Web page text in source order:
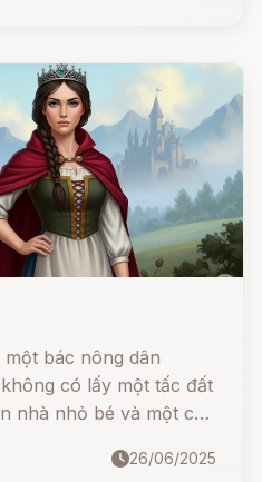
bác nông dân
có lấy một tấc đất
nhà nhỏ bé và một cô
26/06/2025